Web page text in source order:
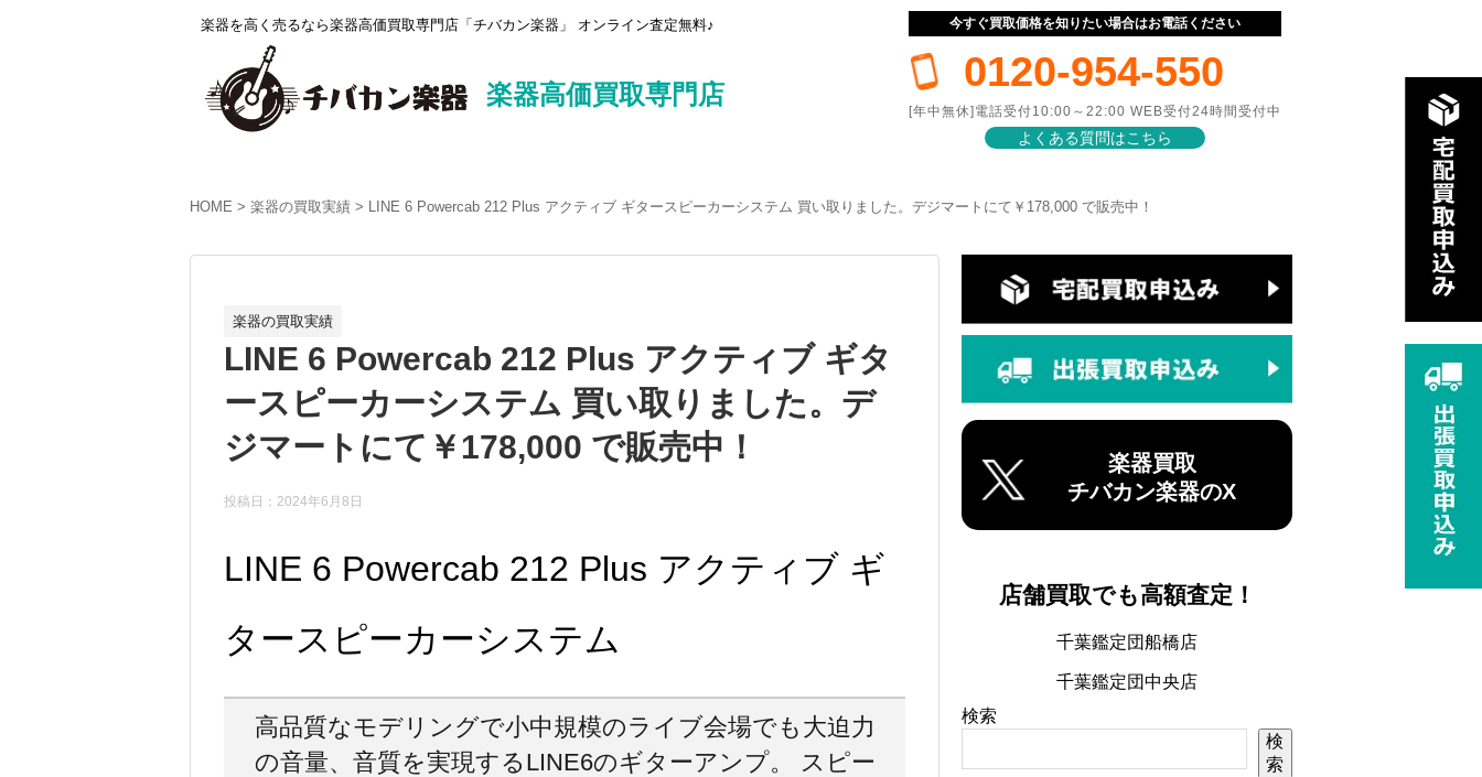
楽器を高く売るなら楽器高価買取専門店「チバカン楽器」 オンライン査定無料♪
楽器高価買取専門店
今すぐ買取価格を知りたい場合はお電話ください
0120-954-550
[年中無休]電話受付10:00～22:00 WEB受付24時間受付中
よくある質問はこちら
HOME 楽器の買取実績 LINE 6 Powercab 212 Plus アクティブ ギタースピーカーシステム 買い取りました。デジマートにて￥178,000 で販売中！
楽器の買取実績
LINE 6 Powercab 212 Plus アクティブ ギタ
ースピーカーシステム 買い取りました。デ
ジマートにて￥178,000 で販売中！
投稿日：2024年6月8日
LINE 6 Powercab 212 Plus アクティブ ギ
タースピーカーシステム
高品質なモデリングで小中規模のライブ会場でも大迫力
の音量、音質を実現するLINE6のギターアンプ。 スピー
楽器買取
チバカン楽器のX
店舗買取でも高額査定！
千葉鑑定団船橋店
千葉鑑定団中央店
検索
検
索